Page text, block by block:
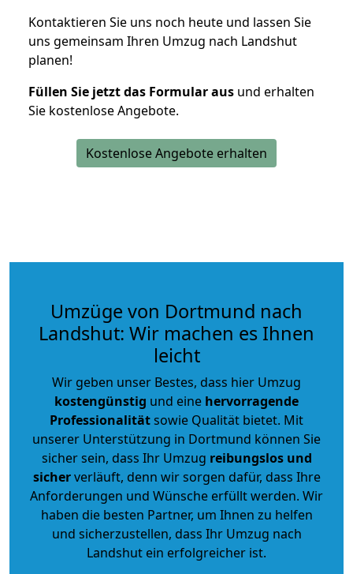
Kontaktieren Sie uns noch heute und lassen Sie
uns gemeinsam Ihren Umzug nach Landshut
planen!
Füllen Sie jetzt das Formular aus und erhalten
Sie kostenlose Angebote.
Kostenlose Angebote erhalten
Umzüge von Dortmund nach
Landshut: Wir machen es Ihnen
leicht
Wir geben unser Bestes, dass hier Umzug
kostengünstig und eine hervorragende
Professionalitätsowie Qualität bietet. Mit
unserer Unterstützung in Dortmund können Sie
sicher sein, dass Ihr Umzug reibungslos und
sicherverläuft, denn wir sorgen dafür, dass Ihre
Anforderungen und Wünsche erfüllt werden. Wir
haben die besten Partner, um Ihnen zu helfen
und sicherzustellen, dass Ihr Umzug nach
Landshut ein erfolgreicher ist.